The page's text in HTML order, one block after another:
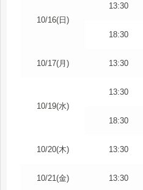
10/16(日)
13:30
18:30
10/17(月) 13:30
10/19(水)
13:30
18:30
10/20(木) 13:30
10/21(金) 13:30